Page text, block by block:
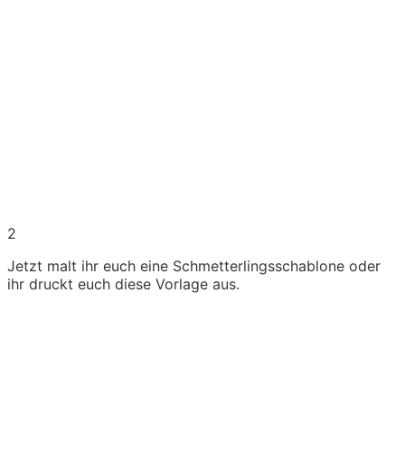
2
Jetzt malt ihr euch eine Schmetterlingsschablone oder
ihr druckt euch diese Vorlage aus.